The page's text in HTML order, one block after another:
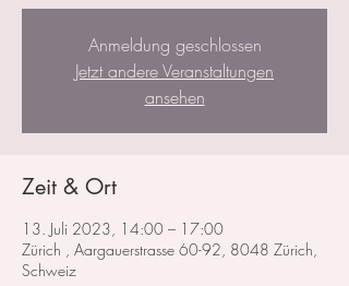
Anmeldung geschlossen
Jetzt andere Veranstaltungen
ansehen
Zeit & Ort
13. Juli 2023, 14:00 – 17:00
Zürich , Aargauerstrasse 60-92, 8048 Zürich,
Schweiz